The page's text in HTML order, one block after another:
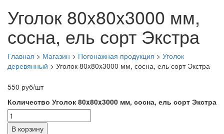
Уголок 80x80x3000 мм,
сосна, ель сорт Экстра
Главная > Магазин > Погонажная продукция > Уголок
деревянный > Уголок 80x80x3000 мм, сосна, ель сорт Экстра
550 руб/шт
Количество Уголок 80x80x3000 мм, сосна, ель сорт Экстра
В корзину